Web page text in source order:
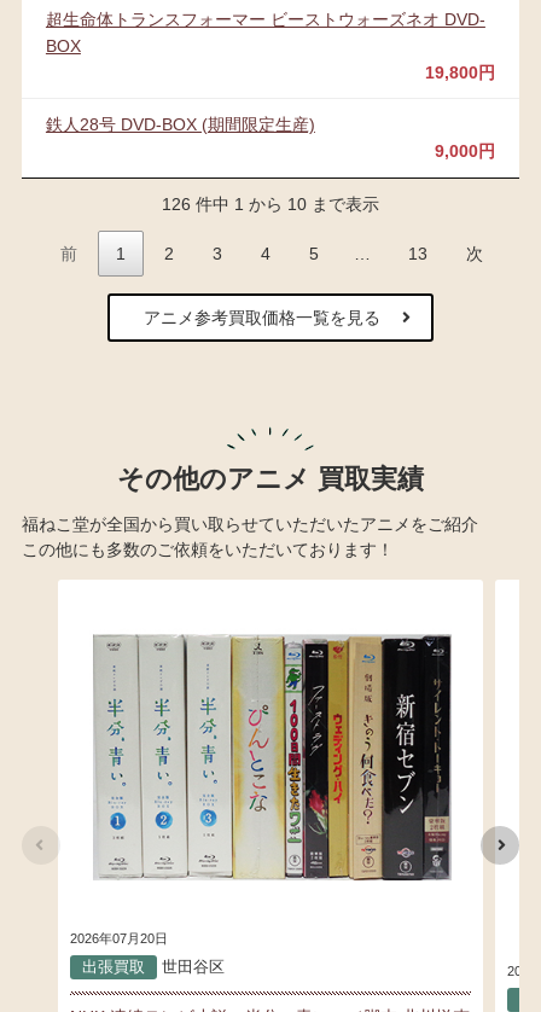
超生命体トランスフォーマー ビーストウォーズネオ DVD-
BOX
19,800円
鉄人28号 DVD-BOX (期間限定生産)
9,000円
126 件中 1 から 10 まで表示
前 1 2 3 4 5 13 次
アニメ参考買取価格一覧を見る
その他のアニメ 買取実績
福ねこ堂が全国から買い取らせていただいたアニメをご紹介
この他にも多数のご依頼をいただいております！
2026年07月20日
出張買取 世田谷区 2026